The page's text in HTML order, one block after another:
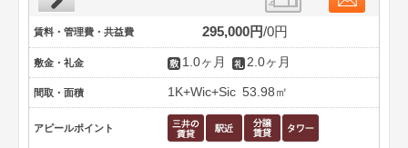
賃料・管理費・共益費 295,000円 0円
敷金・礼金 1.0ヶ月 2.0ヶ月
間取・面積 1K+Wic+Sic 53.98㎡
アピールポイント